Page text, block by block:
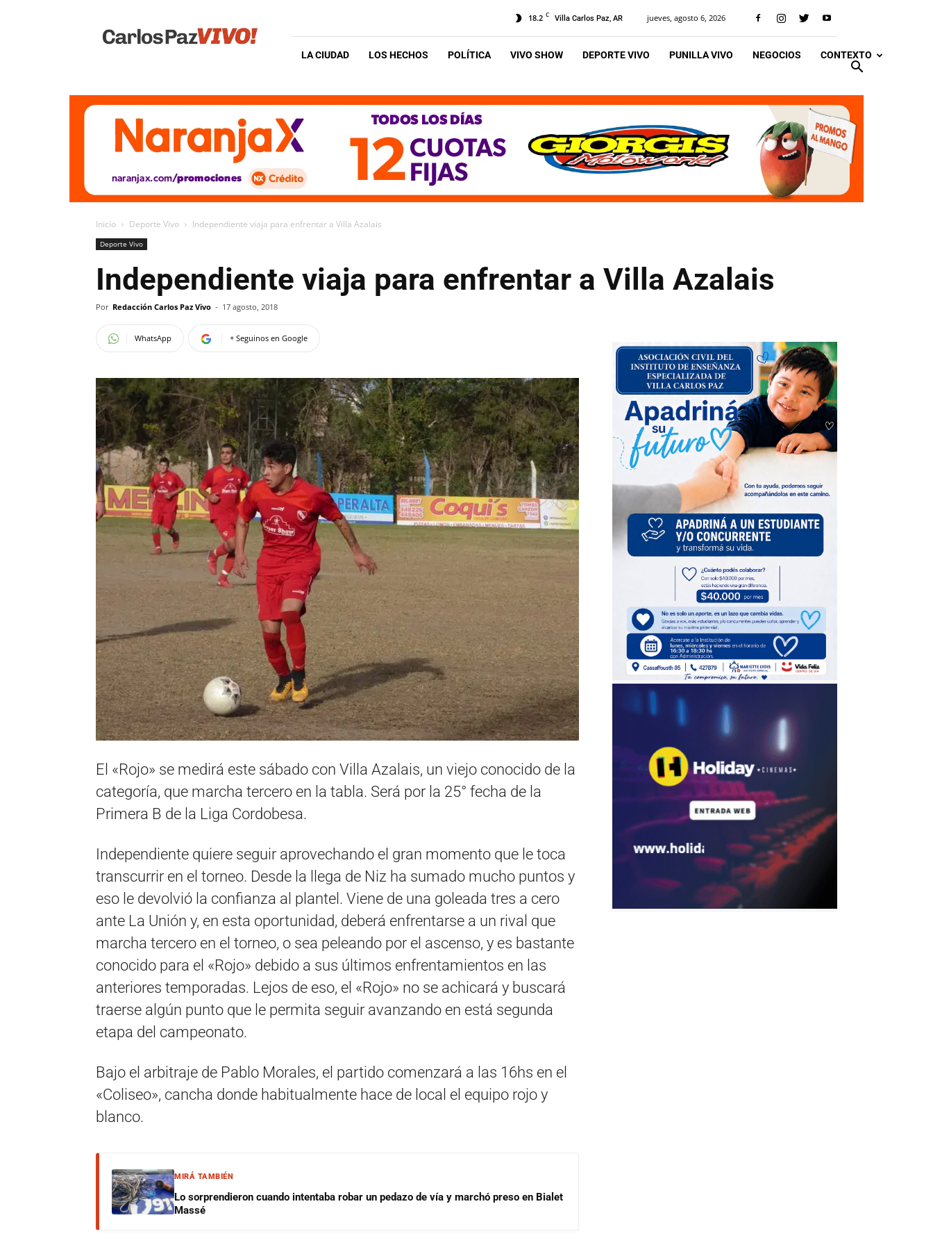
Vivo
18.2 C Villa Carlos Paz, AR jueves, agosto 6, 2026
LA CIUDAD LOS HECHOS POLÍTICA VIVO SHOW DEPORTE VIVO PUNILLA VIVO NEGOCIOS CONTEXTO
Inicio Deporte Vivo Independiente viaja para enfrentar a Villa Azalais
Deporte Vivo
Independiente viaja para enfrentar a Villa Azalais
Por Redacción Carlos Paz Vivo - 17 agosto, 2018
WhatsApp + Seguinos en Google
El «Rojo» se medirá este sábado con Villa Azalais, un viejo conocido de la
categoría, que marcha tercero en la tabla. Será por la 25° fecha de la
Primera B de la Liga Cordobesa.
Independiente quiere seguir aprovechando el gran momento que le toca
transcurrir en el torneo. Desde la llega de Niz ha sumado mucho puntos y
eso le devolvió la confianza al plantel. Viene de una goleada tres a cero
ante La Unión y, en esta oportunidad, deberá enfrentarse a un rival que
marcha tercero en el torneo, o sea peleando por el ascenso, y es bastante
conocido para el «Rojo» debido a sus últimos enfrentamientos en las
anteriores temporadas. Lejos de eso, el «Rojo» no se achicará y buscará
traerse algún punto que le permita seguir avanzando en está segunda
etapa del campeonato.
Bajo el arbitraje de Pablo Morales, el partido comenzará a las 16hs en el
«Coliseo», cancha donde habitualmente hace de local el equipo rojo y
blanco.
MIRÁ TAMBIÉN
Lo sorprendieron cuando intentaba robar un pedazo de vía y marchó preso en Bialet
Massé